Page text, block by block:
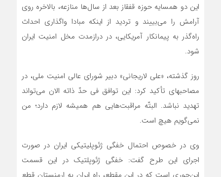
این دو همسایه حوزه قفقاز بعد از سال‌ها منازعه، بالاخره روی
آرامش را می‌بییند و تردید از اینکه مبادا واگذاری احداث
راه‌گذر به پیمانکار آمریکایی، در درازمدت مخل امنیت ایران
شود.
روز گذشته، «علی لاریجانی» دبیر شورای عالی امنیت ملی، در
مصاحبه‎ای تأکید کرد: این توافق فی حدّ ذاته الان می‌تواند
تهدید نباشد. البتّه مراقبت‌هایی هم همیشه لازم دارد؛ من
نمی‌گویم هیچ است.
وی در خصوص احتمال خفگی ژئوپلیتیکی ایران در صورت
اجرای این طرح گفت: خفگی ژئوپلتیک در این قسمت